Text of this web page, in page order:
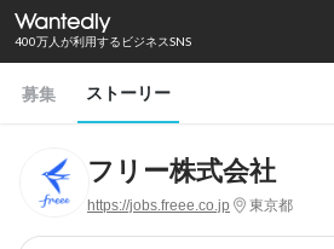
400万人が利用するビジネスSNS
募集 ストーリー
フリー株式会社
https://jobs.freee.co.jp 東京都